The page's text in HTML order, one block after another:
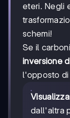
eteri. Negli
schemi!
Se il
inversione
l'opposto
Visualizza
dall'altra